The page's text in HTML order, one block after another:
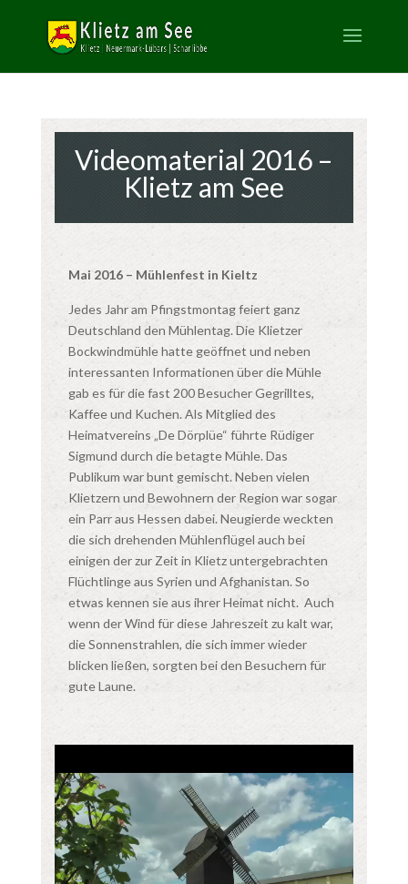
Videomaterial 2016 –
Klietz am See
Mai 2016 – Mühlenfest in Kieltz
Jedes Jahr am Pfingstmontag feiert ganz
Deutschland den Mühlentag. Die Klietzer
Bockwindmühle hatte geöffnet und neben
interessanten Informationen über die Mühle
gab es für die fast 200 Besucher Gegrilltes,
Kaffee und Kuchen. Als Mitglied des
Heimatvereins „De Dörplüe“ führte Rüdiger
Sigmund durch die betagte Mühle. Das
Publikum war bunt gemischt. Neben vielen
Klietzern und Bewohnern der Region war sogar
ein Parr aus Hessen dabei. Neugierde weckten
die sich drehenden Mühlenflügel auch bei
einigen der zur Zeit in Klietz untergebrachten
Flüchtlinge aus Syrien und Afghanistan. So
etwas kennen sie aus ihrer Heimat nicht. Auch
wenn der Wind für diese Jahreszeit zu kalt war,
die Sonnenstrahlen, die sich immer wieder
blicken ließen, sorgten bei den Besuchern für
gute Laune.